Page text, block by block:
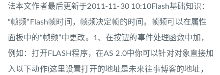
法本文作者最后更新于2011-11-30 10:10Flash基础知识：
“帧频”Flash帧时间，帧频决定帧的时间。帧频可以在属性
面板中的“帧频”中更改。1、在按钮的事件处理函数中加，
例如：打开FLASH程序，在AS 2.0中你可以针对对象直接加
入以下动作(这里设置打开的地址是未来往事博客的地址，